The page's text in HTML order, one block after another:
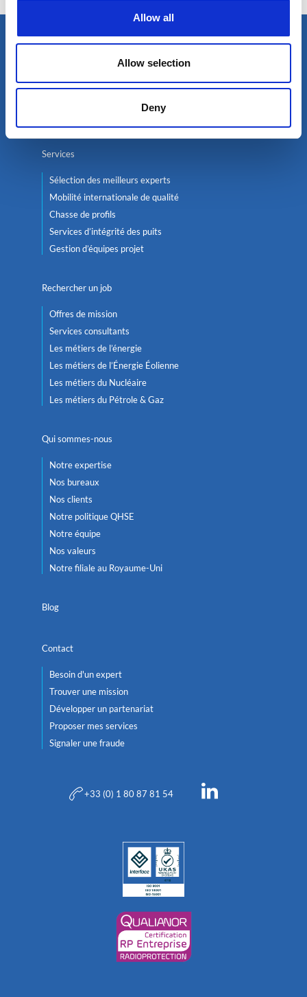
Allow all
Allow selection
Deny
Pétrole & Gaz
Services
Sélection des meilleurs experts
Mobilité internationale de qualité
Chasse de profils
Services d’intégrité des puits
Gestion d’équipes projet
Rechercher un job
Offres de mission
Services consultants
Les métiers de l’énergie
Les métiers de l’Énergie Éolienne
Les métiers du Nucléaire
Les métiers du Pétrole & Gaz
Qui sommes-nous
Notre expertise
Nos bureaux
Nos clients
Notre politique QHSE
Notre équipe
Nos valeurs
Notre filiale au Royaume-Uni
Blog
Contact
Besoin d'un expert
Trouver une mission
Développer un partenariat
Proposer mes services
Signaler une fraude
+33 (0) 1 80 87 81 54